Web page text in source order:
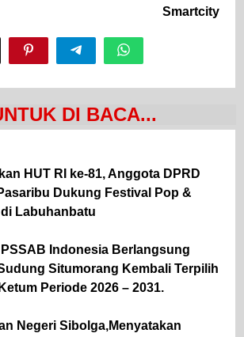
Smartcity
DI BACA...
HUT RI ke-81, Anggota DPRD
Dukung Festival Pop &
Labuhanbatu
PSSAB Indonesia Berlangsung
Situmorang Kembali Terpilih
Periode 2026 – 2031.
Negeri Sibolga,Menyatakan